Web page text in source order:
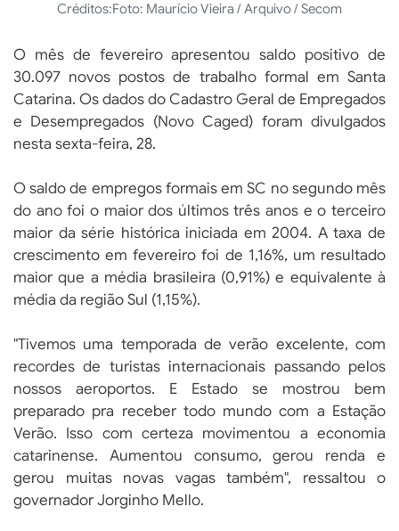
Créditos:Foto: Maurício Vieira / Arquivo / Secom
O mês de fevereiro apresentou saldo positivo de
30.097 novos postos de trabalho formal em Santa
Catarina. Os dados do Cadastro Geral de Empregados
e Desempregados (Novo Caged) foram divulgados
nesta sexta-feira, 28.
O saldo de empregos formais em SC no segundo mês
do ano foi o maior dos últimos três anos e o terceiro
maior da série histórica iniciada em 2004. A taxa de
crescimento em fevereiro foi de 1,16%, um resultado
maior que a média brasileira (0,91%) e equivalente à
média da região Sul (1,15%).
"Tivemos uma temporada de verão excelente, com
recordes de turistas internacionais passando pelos
nossos aeroportos. E Estado se mostrou bem
preparado pra receber todo mundo com a Estação
Verão. Isso com certeza movimentou a economia
catarinense. Aumentou consumo, gerou renda e
gerou muitas novas vagas também", ressaltou o
governador Jorginho Mello.